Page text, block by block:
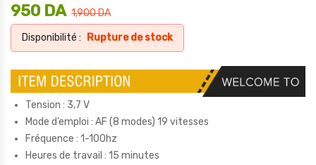
1,900DA
950 DA
Disponibilité : Rupture de stock
Tension : 3,7 V
Mode d’emploi : AF (8 modes) 19 vitesses
Fréquence : 1-100hz
Heures de travail : 15 minutes